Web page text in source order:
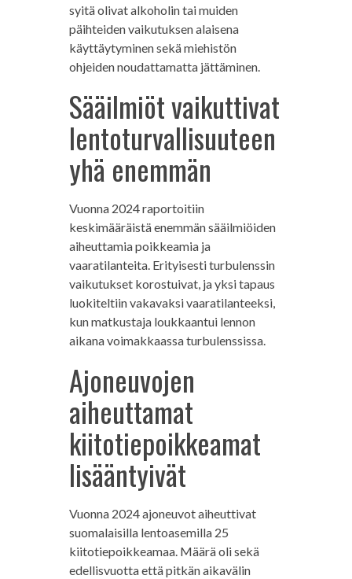
syitä olivat alkoholin tai muiden
päihteiden vaikutuksen alaisena
käyttäytyminen sekä miehistön
ohjeiden noudattamatta jättäminen.
Sääilmiöt vaikuttivat
lentoturvallisuuteen
yhä enemmän
Vuonna 2024 raportoitiin
keskimääräistä enemmän sääilmiöiden
aiheuttamia poikkeamia ja
vaaratilanteita. Erityisesti turbulenssin
vaikutukset korostuivat, ja yksi tapaus
luokiteltiin vakavaksi vaaratilanteeksi,
kun matkustaja loukkaantui lennon
aikana voimakkaassa turbulenssissa.
Ajoneuvojen
aiheuttamat
kiitotiepoikkeamat
lisääntyivät
Vuonna 2024 ajoneuvot aiheuttivat
suomalaisilla lentoasemilla 25
kiitotiepoikkeamaa. Määrä oli sekä
edellisvuotta että pitkän aikavälin